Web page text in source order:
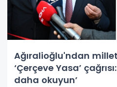
Ağıralioğlu'ndan
‘Çerçeve Yasa’
daha okuyun’